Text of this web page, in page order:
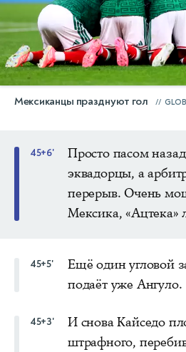
Мексиканцы празднуют гол
45+6'
Просто пасом
эквадорцы, а
перерыв. Очень
Мексика, «Ацтека»
45+5'
Ещё один угловой
подаёт уже Ангуло.
45+3'
И снова Кайседо
штрафного,